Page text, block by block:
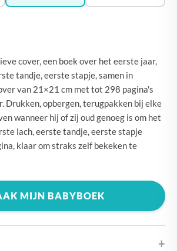
cover, een boek over het eerste jaar,
tandje, eerste stapje, samen in
van 21×21 cm met tot 298 pagina's
Drukken, opbergen, terugpakken bij elke
wanneer hij of zij oud genoeg is om het
lach, eerste tandje, eerste stapje
klaar om straks zelf bekeken te
MIJN BABYBOEK